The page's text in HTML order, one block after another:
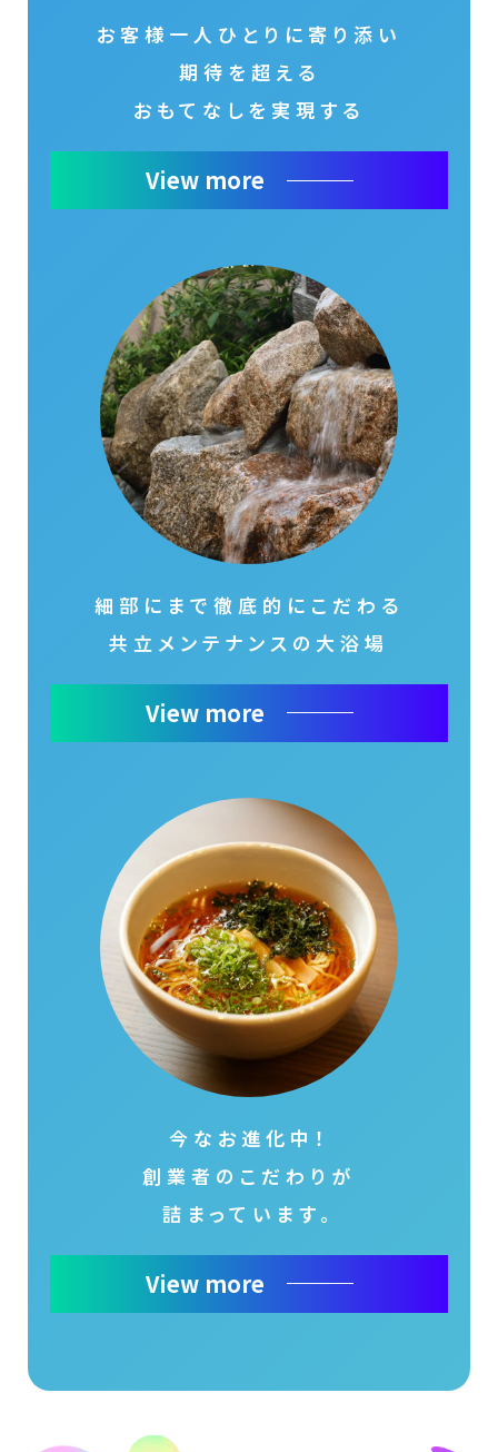
お客様一人ひとりに寄り添い
期待を超える
おもてなしを実現する
View more
細部にまで徹底的にこだわる
共立メンテナンスの大浴場
View more
今なお進化中！
創業者のこだわりが
詰まっています。
View more